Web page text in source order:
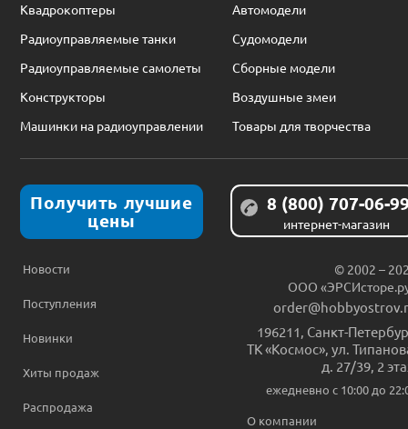
Квадрокоптеры
Автомодели
Радиоуправляемые танки
Судомодели
Радиоуправляемые самолеты
Сборные модели
Конструкторы
Воздушные змеи
Машинки на радиоуправлении
Товары для творчества
Получить лучшие
цены
8 (800) 707-06-
интернет-магазин
Новости
Поступления
Новинки
Хиты продаж
Распродажа
© 2002 –
ООО
196211 Санкт-
ТК «Космос», ул.
д. 27/39, 2
ежедневно c 10:00 до
О компании